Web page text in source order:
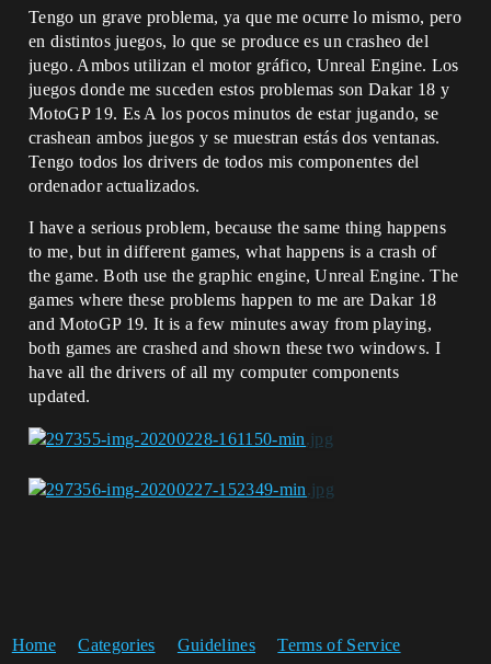
Tengo un grave problema, ya que me ocurre lo mismo, pero
en distintos juegos, lo que se produce es un crasheo del
juego. Ambos utilizan el motor gráfico, Unreal Engine. Los
juegos donde me suceden estos problemas son Dakar 18 y
MotoGP 19. Es A los pocos minutos de estar jugando, se
crashean ambos juegos y se muestran estás dos ventanas.
Tengo todos los drivers de todos mis componentes del
ordenador actualizados.
I have a serious problem, because the same thing happens
to me, but in different games, what happens is a crash of
the game. Both use the graphic engine, Unreal Engine. The
games where these problems happen to me are Dakar 18
and MotoGP 19. It is a few minutes away from playing,
both games are crashed and shown these two windows. I
have all the drivers of all my computer components
updated.
Home Categories Guidelines Terms of Service